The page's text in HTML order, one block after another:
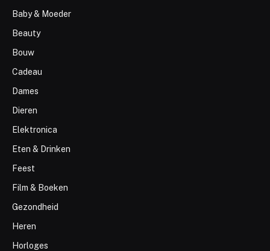
Baby & Moeder
Beauty
Bouw
Cadeau
Dames
Dieren
Elektronica
Eten & Drinken
Feest
Film & Boeken
Gezondheid
Heren
Horloges